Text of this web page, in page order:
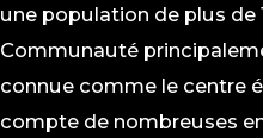
une population de plus de
Communauté
connue comme le centre
compte de nombreuses